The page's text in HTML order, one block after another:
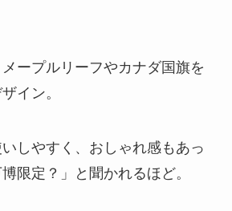
ープルリーフやカナダ国旗を
イン。
しやすく、おしゃれ感もあっ
限定？」と聞かれるほど。